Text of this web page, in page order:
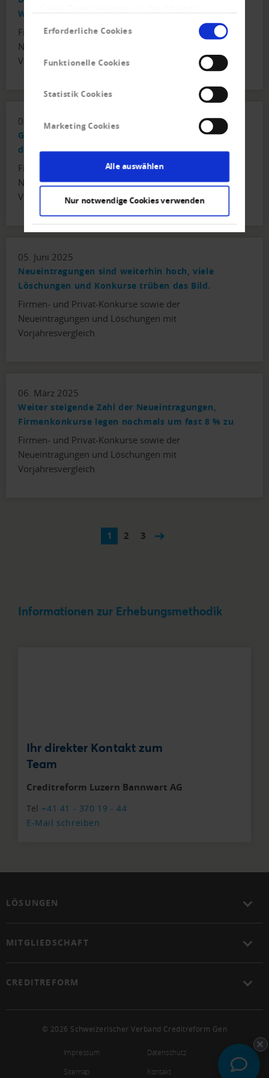
Erforderliche Cookies
Funktionelle Cookies
Statistik Cookies
Marketing Cookies
Alle auswählen
Nur notwendige Cookies verwenden
Werktag
Firmen- und Privat-Konkurse sowie der
Neueintragungen und Löschungen mit
Vorjahresvergleich.
03. Juli 2025
Gesetzesänderung führt zu starkem Anstieg bei
den Firmenkonkursen.
Firmen- und Privat-Konkurse sowie der
Neueintragungen und Löschungen mit
Vorjahresvergleich.
05. Juni 2025
Neueintragungen sind weiterhin hoch, viele
Löschungen und Konkurse trüben das Bild.
Firmen- und Privat-Konkurse sowie der
Neueintragungen und Löschungen mit
Vorjahresvergleich.
06. März 2025
Weiter steigende Zahl der Neueintragungen,
Firmenkonkurse legen nochmals um fast 8 % zu
Firmen- und Privat-Konkurse sowie der
Neueintragungen und Löschungen mit
Vorjahresvergleich.
1 2 3
Informationen zur Erhebungsmethodik
Ihr direkter Kontakt zum
Team
Creditreform Luzern Bannwart AG
Tel +41 41 - 370 19 - 44
E-Mail schreiben
LÖSUNGEN
MITGLIEDSCHAFT
CREDITREFORM
© 2026 Schweizerischer Verband Creditreform Gen
Impressum
Datenschutz
Sitemap
Kontakt